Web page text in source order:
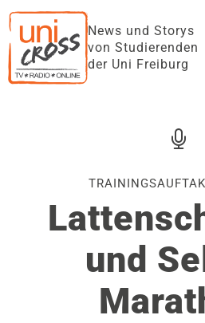
News und Storys
von Studierenden
der Uni Freiburg
und